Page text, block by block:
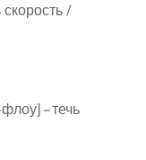
/
– течь